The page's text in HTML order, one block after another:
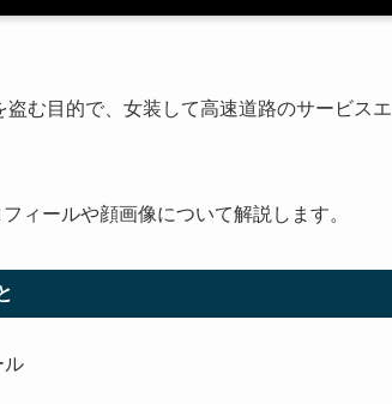
む目的で、女装して高速道路のサービスエ
ィールや顔画像について解説します。
ル